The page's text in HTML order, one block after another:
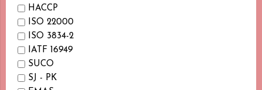
HACCP
ISO 22000
ISO 3834-2
IATF 16949
SUCO
SJ - PK